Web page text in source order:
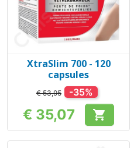
XtraSlim 700 - 120
capsules
€ 53,95 -35%
Prijs
€ 35,07 